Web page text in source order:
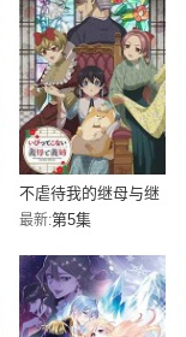
不虐待我的继母与继
姐
最新:第5集